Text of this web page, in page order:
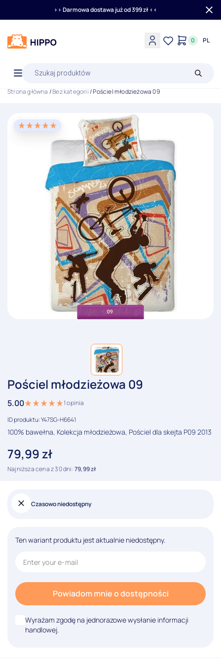
>> Darmowa dostawa już od 399 zł <<
0 PL
produktów
Strona główna /Bez kategorii/ Pościel młodzieżowa 09
Pościel młodzieżowa 09
5.00 1opinia
ID produktu: Y47SG-H6641
100% bawełna, Kolekcja młodzieżowa, Pościel dla skejta P09 2013
79,99zł
Najniższa cena z 30 dni:79,99zł
Czasowo niedostępny
Ten wariant produktu jest aktualnie niedostępny.
Powiadom mnie o dostępności
Wyrażam zgodę na jednorazowe wysłanie informacji
handlowej.